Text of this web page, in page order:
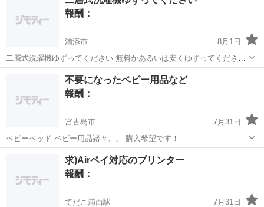
報酬：
浦添市
8月1日
二層式洗濯機ゆずってください 無料かあるいは安くゆずってください
こちらから取りに伺います
浦添市 買いたい/ください
不要になったベビー用品など
報酬：
宮古島市
7月31日
ベビーベッド ベビー用品諸々、、 購入希望です！
宮古島市 買いたい/ください
求)Airペイ対応のプリンター
報酬：
てだこ浦西駅
7月31日